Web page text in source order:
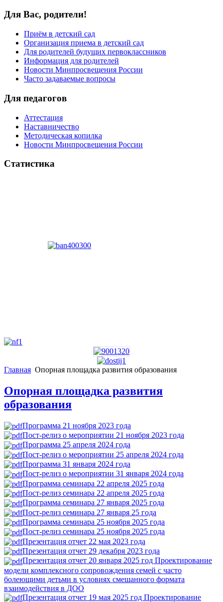
Для Вас, родители!
Приём в детский сад
Организация приема в детский сад
Для родителей будущих первоклассников
Информация для родителей
Новости Минпросвещения России
Часто задаваемые вопросы
Для педагогов
Аттестация
Наставничество
Методическая копилка
Новости Минпросвещения России
Статистика
Главная Опорная площадка развития образования
Опорная площадка развития
образования
Программа 21 ноября 2023 года
Пост-релиз о мероприятии 21 ноября 2023 года
Программа 25 апреля 2024 года
Пост-релиз о мероприятии 25 апреля 2024 года
Программа 31 января 2024 года
Пост-релиз о мероприятии 31 января 2024 года
Программа семинара 22 апреля 2025 года
Пост-релиз семинара 22 апреля 2025 года
Программа семинара 27 января 2025 года
Пост-релиз семинара 27 января 25 года
Программа семинара 25 ноября 2025 года
Пост-релиз семинара 25 ноября 2025 года
Презентация отчет 22 мая 2023 года
Презентация отчет 29 декабря 2023 года
Презентация отчет 20 января 2025 год Проектирование
модели комплексного сопровождения семей с часто
болеющими детьми в условиях смешанного формата
взаимодействия в ДОО
Презентация отчет 19 мая 2025 год Проектирование